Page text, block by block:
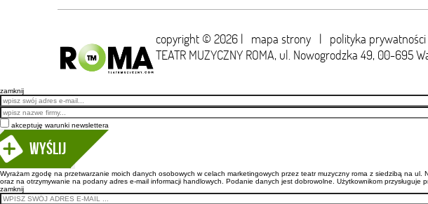
copyright © 2026 | mapa strony | polityka prywatności
TEATR MUZYCZNY ROMA, ul. Nowogrodzka 49, 00-695
zamknij
Email
akceptuję warunki newslettera
Wyślij
Wyrażam zgodę na przetwarzanie moich danych osobowych w celach marketingowych przez teatr muzyczny roma z siedzibą na
oraz na otrzymywanie na podany adres e-mail informacji handlowych. Podanie danych jest dobrowolne. Użytkownikom przysługuje
zamknij